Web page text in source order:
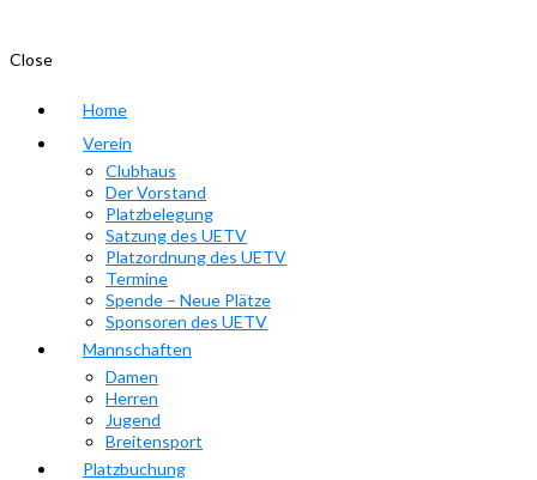
Close
Home
Verein
Clubhaus
Der Vorstand
Platzbelegung
Satzung des UETV
Platzordnung des UETV
Termine
Spende – Neue Plätze
Sponsoren des UETV
Mannschaften
Damen
Herren
Jugend
Breitensport
Platzbuchung